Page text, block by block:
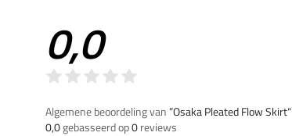
0,0
Algemene beoordeling van”Osaka Pleated Flow Skirt“
0,0gebasseerd op0reviews